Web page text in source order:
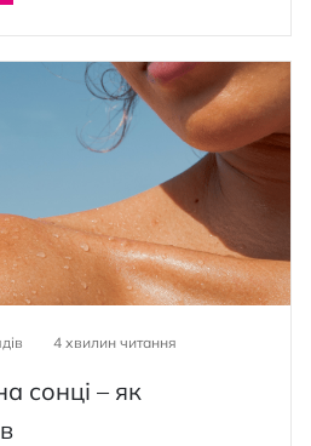
4 хвилин читання
сонці – як